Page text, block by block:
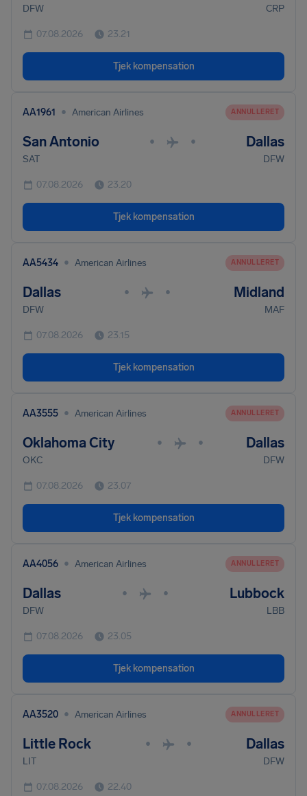
DFW CRP
07.08.2026 23.21
Tjek kompensation
AA1961 • American Airlines ANNULLERET
San Antonio • • Dallas
SAT DFW
07.08.2026 23.20
Tjek kompensation
AA5434 • American Airlines ANNULLERET
Dallas • • Midland
DFW MAF
07.08.2026 23.15
Tjek kompensation
AA3555 • American Airlines ANNULLERET
Oklahoma City • • Dallas
OKC DFW
07.08.2026 23.07
Tjek kompensation
AA4056 • American Airlines ANNULLERET
Dallas • • Lubbock
DFW LBB
07.08.2026 23.05
Tjek kompensation
AA3520 • American Airlines ANNULLERET
Little Rock • • Dallas
LIT DFW
07.08.2026 22.40